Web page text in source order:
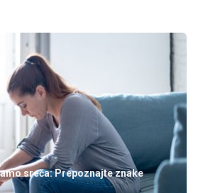
sreča: Prepoznajte znake